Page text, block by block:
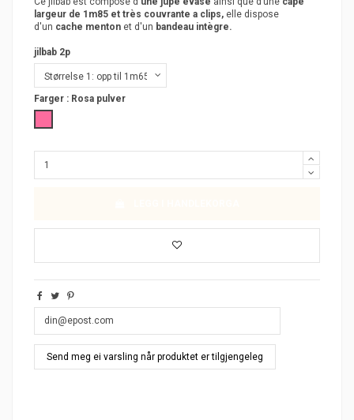
largeur de 1m85 et très couvrante a clips, elle dispose
d'un cache menton et d'un bandeau intègre.
jilbab 2p
Farger : Rosa pulver